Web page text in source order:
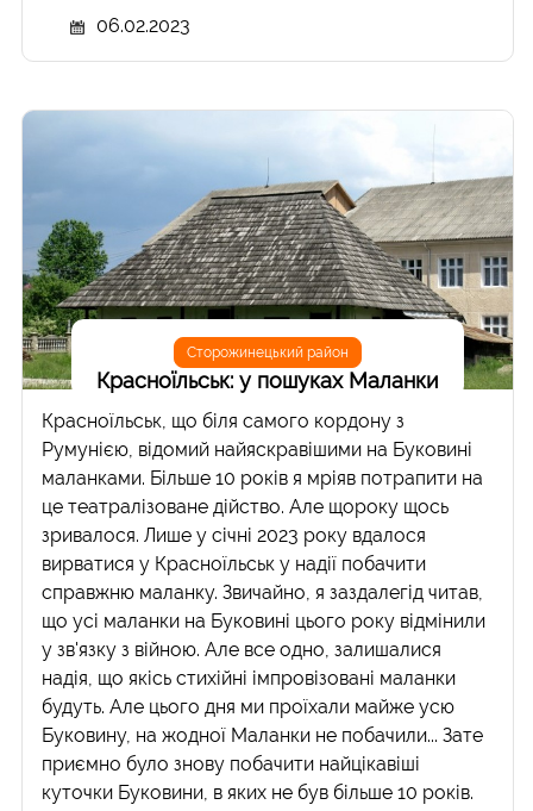
06.02.2023
Сторожинецький район
Красноїльськ: у пошуках Маланки
Красноїльськ, що біля самого кордону з
Румунією, відомий найяскравішими на Буковині
маланками. Більше 10 років я мріяв потрапити на
це театралізоване дійство. Але щороку щось
зривалося. Лише у січні 2023 року вдалося
вирватися у Красноїльськ у надії побачити
справжню маланку. Звичайно, я заздалегід читав,
що усі маланки на Буковині цього року відмінили
у зв'язку з війною. Але все одно, залишалися
надія, що якісь стихійні імпровізовані маланки
будуть. Але цього дня ми проїхали майже усю
Буковину, на жодної Маланки не побачили... Зате
приємно було знову побачити найцікавіші
куточки Буковини, в яких не був більше 10 років.